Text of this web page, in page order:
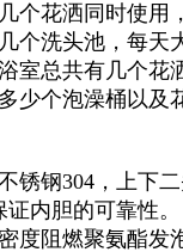
个花洒同时使用
个洗头池，每天
室总共有几个花
少个泡澡桶以及
锈钢304，上下
内胆的可靠性。
度阻燃聚氨酯发